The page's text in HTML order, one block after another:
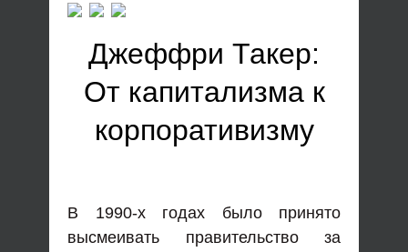
Джеффри Такер:
От капитализма к
корпоративизму
В 1990-х годах было принято
высмеивать правительство за